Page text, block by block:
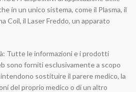
in un unico sistema, come il Plasma, il
Coil, il Laser Freddo, un apparato
Tutte le informazioni e i prodotti
sono forniti esclusivamente a scopo
sostituire il parere medico, la
del proprio medico o di un altro